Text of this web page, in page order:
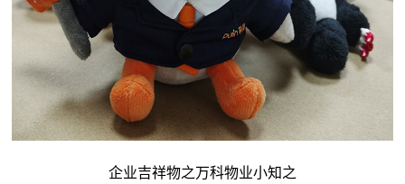
企业吉祥物之万科物业小知之